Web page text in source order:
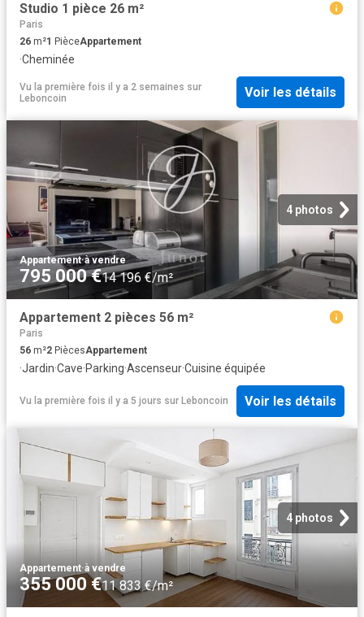
Studio 1 pièce 26 m²
Paris
26 m²1 PièceAppartement
·Cheminée
Vu la première fois il y a 2 semaines sur
Leboncoin
Voir les détails
4 photos
Appartement·à vendre
795 000 €14 196 €/m²
Appartement 2 pièces 56 m²
Paris
56 m²2 PiècesAppartement
·Jardin·Cave·Parking·Ascenseur·Cuisine équipée
Vu la première fois il y a 5 jours sur Leboncoin Voir les détails
4 photos
Appartement·à vendre
355 000 €11 833 €/m²